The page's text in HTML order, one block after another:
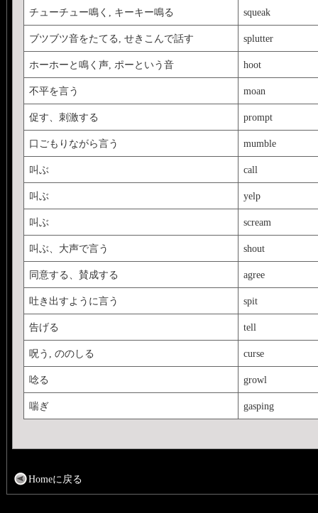
チューチュー鳴く, キーキー鳴る squeak
ブツブツ音をたてる, せきこんで話す splutter
ホーホーと鳴く声, ポーという音 hoot
不平を言う moan
促す、刺激する prompt
口ごもりながら言う mumble
叫ぶ call
叫ぶ yelp
叫ぶ scream
叫ぶ、大声で言う shout
同意する、賛成する agree
吐き出すように言う spit
告げる tell
呪う, ののしる curse
唸る growl
喘ぎ gasping
Homeに戻る